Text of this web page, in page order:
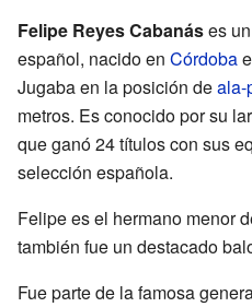
Felipe Reyes Cabanáses
español, nacido en Córdoba
Jugaba en la posición deala-
metros. Es conocido por su
que ganó 24 títulos con sus
selección española.
Felipe es el hermano menor
también fue un destacado
Fue parte de la famosa